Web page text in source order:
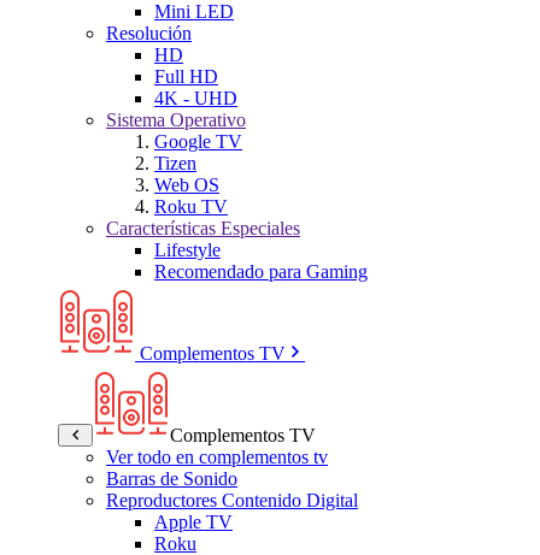
Mini LED
Resolución
HD
Full HD
4K - UHD
Sistema Operativo
Google TV
Tizen
Web OS
Roku TV
Características Especiales
Lifestyle
Recomendado para Gaming
Complementos TV
Complementos TV
Ver todo en complementos tv
Barras de Sonido
Reproductores Contenido Digital
Apple TV
Roku